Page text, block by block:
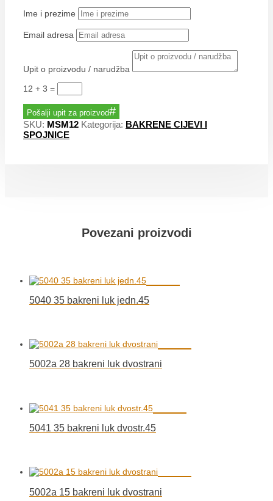
Ime i prezime
Email adresa
Upit o proizvodu / narudžba
12 + 3 =
Pošalji upit za proizvod
SKU: MSM12 Kategorija: BAKRENE CIJEVI I
SPOJNICE
Povezani proizvodi
5040 35 bakreni luk jedn.45
5002a 28 bakreni luk dvostrani
5041 35 bakreni luk dvostr.45
5002a 15 bakreni luk dvostrani